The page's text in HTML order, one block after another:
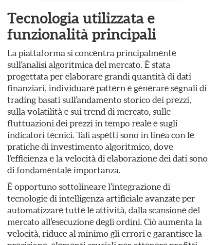
Tecnologia utilizzata e
funzionalità principali
La piattaforma si concentra principalmente
sull’analisi algoritmica del mercato. È stata
progettata per elaborare grandi quantità di dati
finanziari, individuare pattern e generare segnali di
trading basati sull’andamento storico dei prezzi,
sulla volatilità e sui trend di mercato, sulle
fluttuazioni dei prezzi in tempo reale e sugli
indicatori tecnici. Tali aspetti sono in linea con le
pratiche di investimento algoritmico, dove
l’efficienza e la velocità di elaborazione dei dati sono
di fondamentale importanza.
È opportuno sottolineare l’integrazione di
tecnologie di intelligenza artificiale avanzate per
automatizzare tutte le attività, dalla scansione del
mercato all’esecuzione degli ordini. Ciò aumenta la
velocità, riduce al minimo gli errori e garantisce la